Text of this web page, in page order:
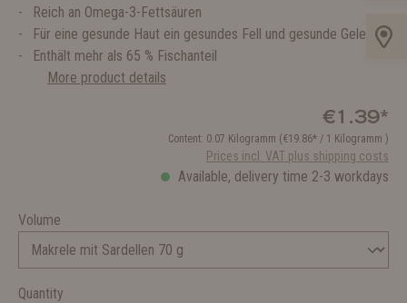
Reich an Omega-3-Fettsäuren
Für eine gesunde Haut ein gesundes Fell und gesunde Gelenke
Enthält mehr als 65 % Fischanteil
More product details
€1.39*
Content: 0.07 Kilogramm (€19.86* / 1 Kilogramm )
Prices incl. VAT plus shipping costs
Available, delivery time 2-3 workdays
Volume
Quantity